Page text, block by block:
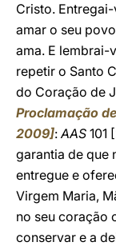
Cristo.
amar o seu
ama. E lembrai-
repetir o Santo
do Coração de
Proclamação
2009]:AAS 101
garantia de que
entregue e
Virgem Maria,
no seu coração
conservar e a